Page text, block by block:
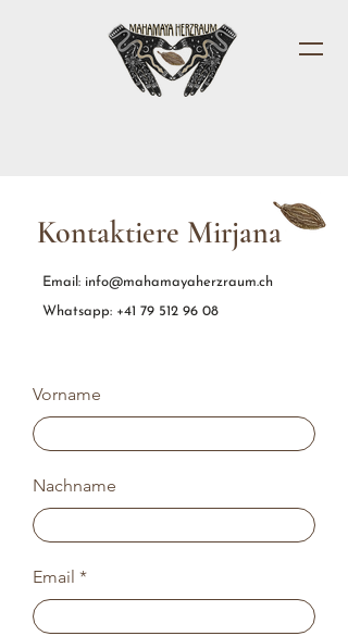
Kontaktiere Mirjana
Email: info@mahamayaherzraum.ch
Whatsapp: +41 79 512 96 08
Vorname
Nachname
Email